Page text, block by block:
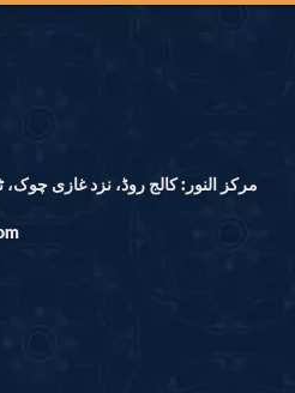
مرکز النور: کالج روڈ، نزد غازی